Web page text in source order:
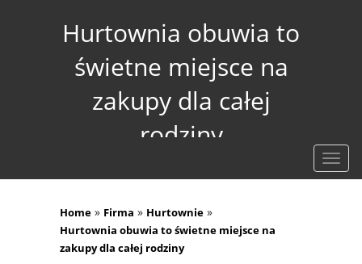
Hurtownia obuwia to
świetne miejsce na
zakupy dla całej
rodziny
Home » Firma » Hurtownie »
Hurtownia obuwia to świetne miejsce na
zakupy dla całej rodziny